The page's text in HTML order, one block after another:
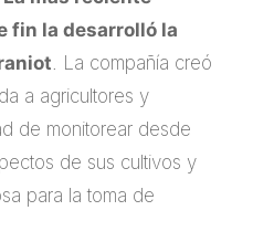
fin la desarrolló la
. La compañía creó
a agricultores y
de monitorear desde
de sus cultivos y
para la toma de